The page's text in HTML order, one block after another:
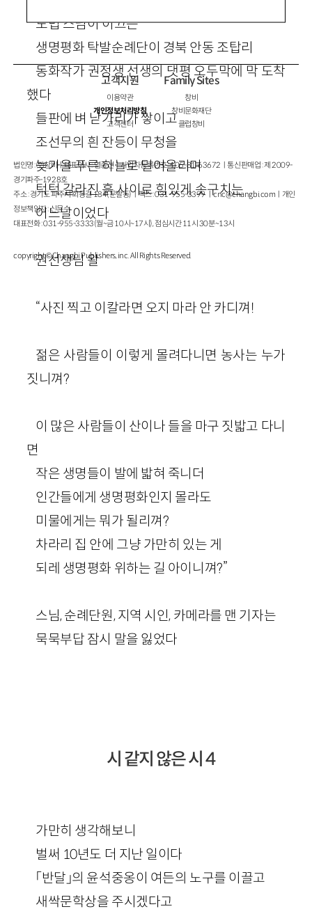
도법 스님이 이끄는
생명평화 탁발순례단이 경북 안동 조탑리
동화작가 권정생 선생의 댓평 오두막에 막 도착
했다
들판에 벼 낟가리가 쌓이고
조선무의 흰 잔등이 무청을
늦가을 푸른 하늘로 밀어올리며
턱턱 갈라진 흙 사이로 힘있게 솟구치는
어느날이었다
권선생님 왈
“사진 찍고 이칼라면 오지 마라 안 카디껴!
젊은 사람들이 이렇게 몰려다니면 농사는 누가
짓니껴?
이 많은 사람들이 산이나 들을 마구 짓밟고 다니
면
작은 생명들이 발에 밟혀 죽니더
인간들에게 생명평화인지 몰라도
미물에게는 뭐가 될리껴?
차라리 집 안에 그냥 가만히 있는 게
되레 생명평화 위하는 길 아이니껴?”
스님, 순례단원, 지역 시인, 카메라를 맨 기자는
묵묵부답 잠시 말을 잃었다
시 같지 않은 시 4
가만히 생각해보니
벌써 10년도 더 지난 일이다
「반달」의 윤석중옹이 여든의 노구를 이끌고
새싹문학상을 주시겠다고
고객지원
이용약관
개인정보처리방침
고객센터
Family Sites
창비
창비문화재단
클럽창비
법인명 : ㈜창비ㅣ대표이사 : 염종선ㅣ사업자등록번호 : 105-81-63672ㅣ통신판매업 : 제 2009-
경기파주-1928호
주소 : 경기도 파주시 회동길 184(문발동)ㅣ팩스 : 031-955-3399 ㅣcnc@changbi.com ㅣ개인
정보책임자 : 신문수
대표전화 : 031-955-3333(월~금 10시~17시), 점심시간 11시 30분~13시
copyright © Changbi Publishers, inc. All Rights Reserved.